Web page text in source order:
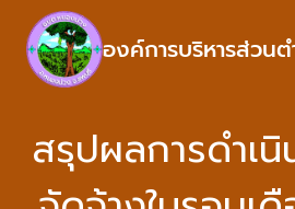
องค์การบริหารส่วน
สรุปผลการดำเ